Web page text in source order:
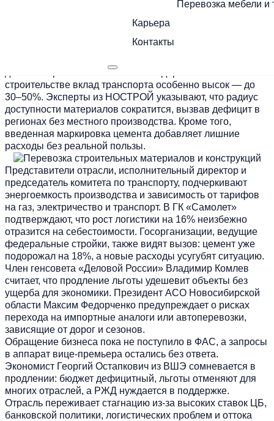
Перевозка мебели и
Карьера
Контакты
отпускные цены, чтобы компенсировать расходы.
Девелоперы отмечают, что это критично для проектов с
низкой маржинальностью, где доставка стройматериалов
входит в ключевые затраты. Возможны задержки
даже замораживание объектов. В дорожном
строительстве вклад транспорта особенно высок — до
30–50%. Эксперты из НОСТРОЙ указывают, что радиус
доступности материалов сократится, вызвав дефицит в
регионах без местного производства. Кроме того,
введенная маркировка цемента добавляет лишние
расходы без реальной пользы.
Представители отрасли, исполнительный директор и
председатель комитета по транспорту, подчеркивают
энергоемкость производства и зависимость от тарифов
на газ, электричество и транспорт. В ГК «Самолет»
подтверждают, что рост логистики на 16% неизбежно
отразится на себестоимости. Госорганизации, ведущие
федеральные стройки, также видят вызов: цемент уже
подорожал на 18%, а новые расходы усугубят ситуацию.
Член генсовета «Деловой России» Владимир Комлев
считает, что продление льготы удешевит объекты без
ущерба для экономики. Президент АСО Новосибирской
области Максим Федорченко предупреждает о рисках
перехода на импортные аналоги или автоперевозки,
зависящие от дорог и сезонов.
Обращение бизнеса пока не поступило в ФАС, а запросы
в аппарат вице-премьера остались без ответа.
Экономист Георгий Остапкович из ВШЭ сомневается в
продлении: бюджет дефицитный, льготы отменяют для
многих отраслей, а РЖД нуждается в поддержке.
Отрасль переживает стагнацию из-за высоких ставок ЦБ,
банковской политики, логистических проблем и оттока